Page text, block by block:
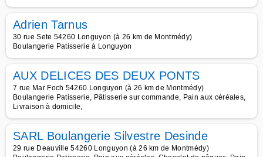
Adrien Tarnus
30 rue Sete 54260 Longuyon (à 26 km de Montmédy)
Boulangerie Patisserie à Longuyon
AUX DELICES DES DEUX PONTS
7 rue Mar Foch 54260 Longuyon (à 26 km de Montmédy)
Boulangerie Patisserie, Pâtisserie sur commande, Pain aux céréales,
Livraison à domicile,
SARL Boulangerie Silvestre Desinde
29 rue Deauville 54260 Longuyon (à 26 km de Montmédy)